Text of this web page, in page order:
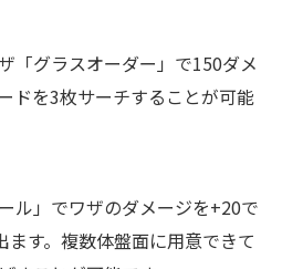
「グラスオーダー」で150ダメ
ドを3枚サーチすることが可能
ル」でワザのダメージを+20で
す。複数体盤面に用意できて